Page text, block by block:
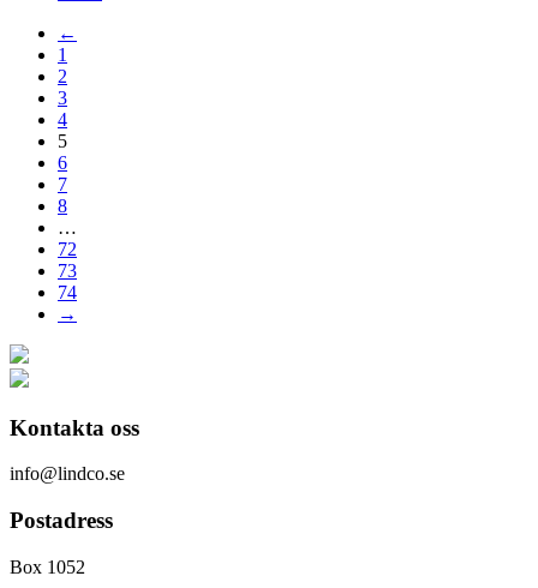
←
1
2
3
4
5
6
7
8
…
72
73
74
→
Kontakta oss
info@lindco.se
Postadress
Box 1052